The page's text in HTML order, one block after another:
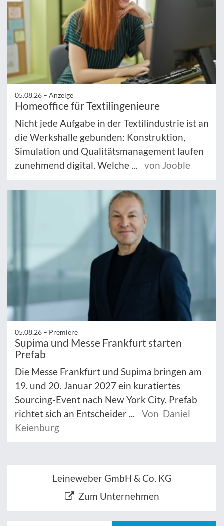
05.08.26 – Anzeige
Homeoffice für Textilingenieure
Nicht jede Aufgabe in der Textilindustrie ist an
die Werkshalle gebunden: Konstruktion,
Simulation und Qualitätsmanagement laufen
zunehmend digital. Welche ...
von Jooble
05.08.26 – Premiere
Supima und Messe Frankfurt starten
Prefab
Die Messe Frankfurt und Supima bringen am
19. und 20. Januar 2027 ein kuratiertes
Sourcing-Event nach New York City. Prefab
richtet sich an Entscheider ...
Von Daniel
Keienburg
Leineweber GmbH & Co. KG
Zum Unternehmen